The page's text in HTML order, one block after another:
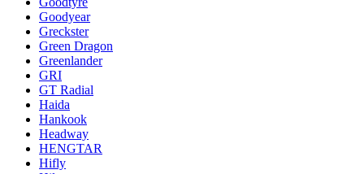
Goodyear
Greckster
Green Dragon
Greenlander
GRI
GT Radial
Haida
Hankook
Headway
HENGTAR
Hifly